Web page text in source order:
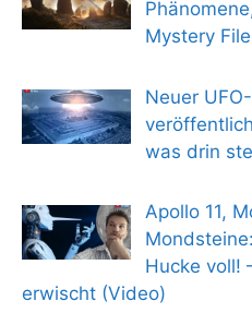
Mystery
Neuer
was drin
Apollo 11,
Hucke voll!
erwischt (Video)